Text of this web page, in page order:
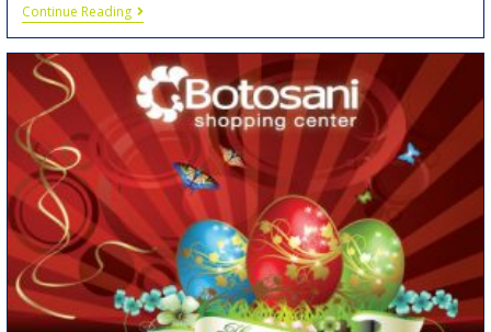
Continue Reading